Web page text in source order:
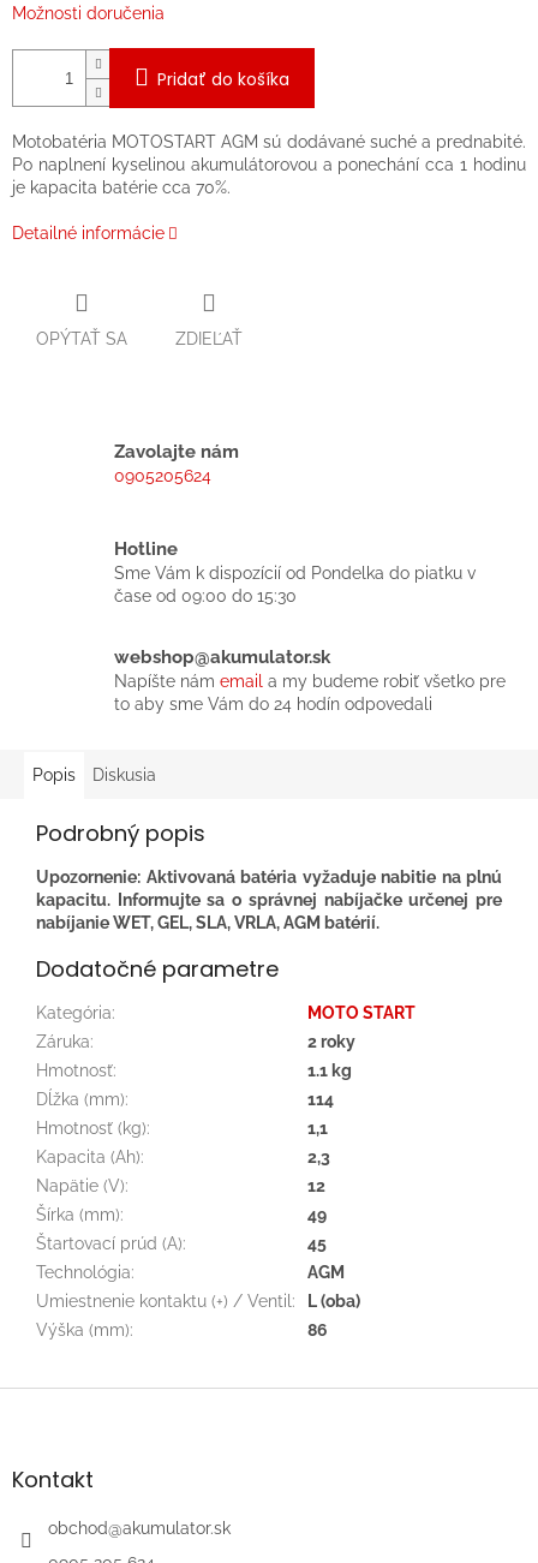
Možnosti doručenia
Pridať do košíka
Motobatéria MOTOSTART AGM sú dodávané suché a prednabité.
Po naplnení kyselinou akumulátorovou a ponechání cca 1 hodinu
je kapacita batérie cca 70%.
Detailné informácie
OPÝTAŤ SA ZDIEĽAŤ
Zavolajte nám
0905205624
Hotline
Sme Vám k dispozícií od Pondelka do piatku v
čase od 09:00 do 15:30
webshop@akumulator.sk
Napíšte nám email a my budeme robiť všetko pre
to aby sme Vám do 24 hodín odpovedali
Popis Diskusia
Podrobný popis
Upozornenie: Aktivovaná batéria vyžaduje nabitie na plnú
kapacitu. Informujte sa o správnej nabíjačke určenej pre
nabíjanie WET, GEL, SLA, VRLA, AGM batérií.
Dodatočné parametre
Kategória:
MOTO START
Záruka:
2 roky
Hmotnosť:
1.1 kg
Dĺžka (mm):
114
Hmotnosť (kg):
1,1
Kapacita (Ah):
2,3
Napätie (V):
12
Šírka (mm):
49
Štartovací prúd (A):
45
Technológia:
AGM
Umiestnenie kontaktu (+) / Ventil :
L (oba)
Výška (mm): 86
Z
äKontakt
obchod@akumulator.sk